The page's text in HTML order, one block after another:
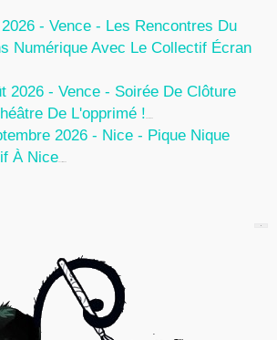
- Vence - Les Rencontres Du
Numérique Avec Le Collectif Écran
2026 - Vence - Soirée De Clôture
De L'opprimé !
2026 - Nice - Pique Nique
À Nice